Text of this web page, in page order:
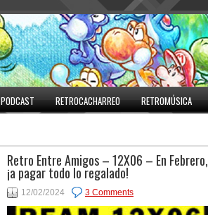
PODCAST RETROCACHARREO RETROMÚSICA
Retro Entre Amigos – 12X06 – En Febrero,
¡a pagar todo lo regalado!
12/02/2024 3 Comments